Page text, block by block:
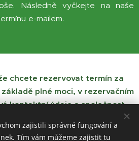
Následně vyčkejte na naše
e-mailem.
chcete rezervovat termín za
plné moci, v rezervačním
kontaktní údaje a společnost,
zajistili správné fungování a
Tím vám můžeme zajistit tu